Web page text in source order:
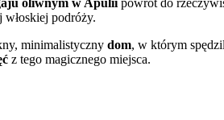
włoskiej podróży.
minimalistyczny dom, w którym
z tego magicznego miejsca.